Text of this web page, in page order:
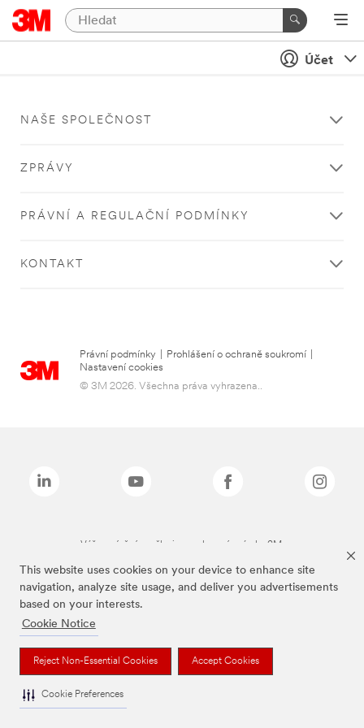
This website uses cookies on your device to enhance site
navigation, analyze site usage, and deliver you advertisements
based on your interests.
Cookie Notice
Reject Non-Essential Cookies Accept Cookies
Cookie Preferences
Účet
NAŠE SPOLEČNOST
ZPRÁVY
PRÁVNÍ A REGULAČNÍ PODMÍNKY
KONTAKT
Právní podmínky Prohlášení o ochraně soukromí
Nastavení cookies
© 3M 2026. Všechna práva vyhrazena..
Výše zmíněné značky jsou ochranné známky 3M.